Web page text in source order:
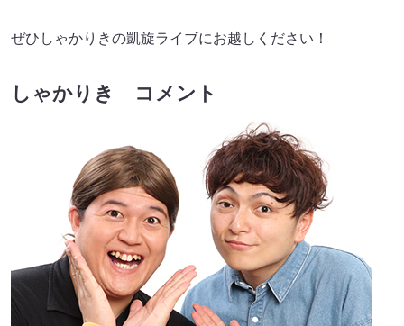
ぜひしゃかりきの凱旋ライブにお越しください！
しゃかりき コメント